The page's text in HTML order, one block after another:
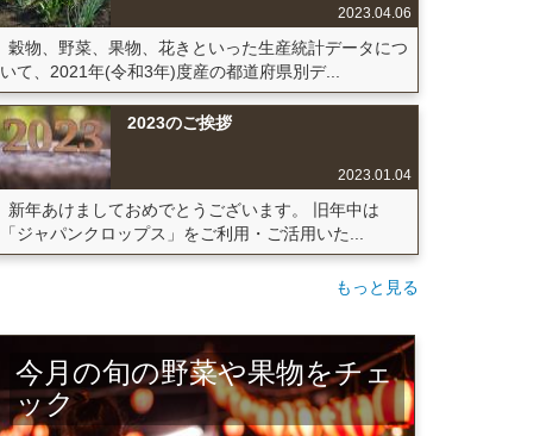
2023.04.06
穀物、野菜、果物、花きといった生産統計データにつ
いて、2021年(令和3年)度産の都道府県別デ...
2023のご挨拶
2023.01.04
新年あけましておめでとうございます。 旧年中は
「ジャパンクロップス」をご利用・ご活用いた...
もっと見る
今月の旬の野菜や果物をチェ
ック